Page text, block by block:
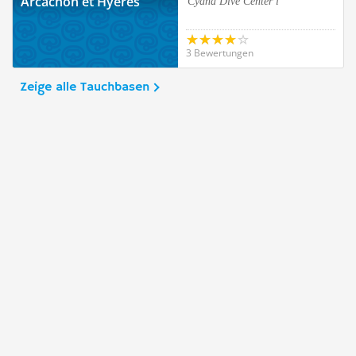
3 Bewertungen
Zeige alle Tauchbasen